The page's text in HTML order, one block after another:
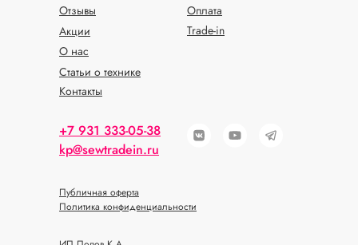
О нас
Статьи о технике
Оплата
Отзывы
Акции
Контакты
Trade-in
+7 931 333-05-38
kp@sewtradein.ru
Политика конфиденциальности
Публичная оферта